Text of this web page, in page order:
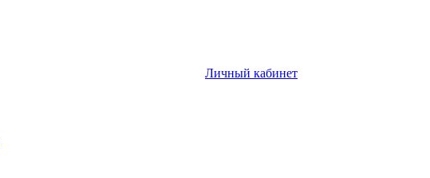
Личный кабинет